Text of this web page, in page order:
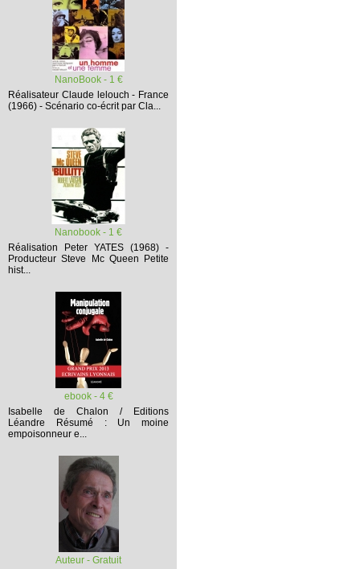
NanoBook - 1 €
Réalisateur Claude lelouch - France
(1966) - Scénario co-écrit par Cla...
Nanobook - 1 €
Réalisation Peter YATES (1968) -
Producteur Steve Mc Queen
Petite
hist...
ebook - 4 €
Isabelle de Chalon / Editions
Léandre
Résumé :
Un moine
empoisonneur e...
Auteur - Gratuit